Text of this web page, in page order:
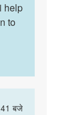
help
to
बजे